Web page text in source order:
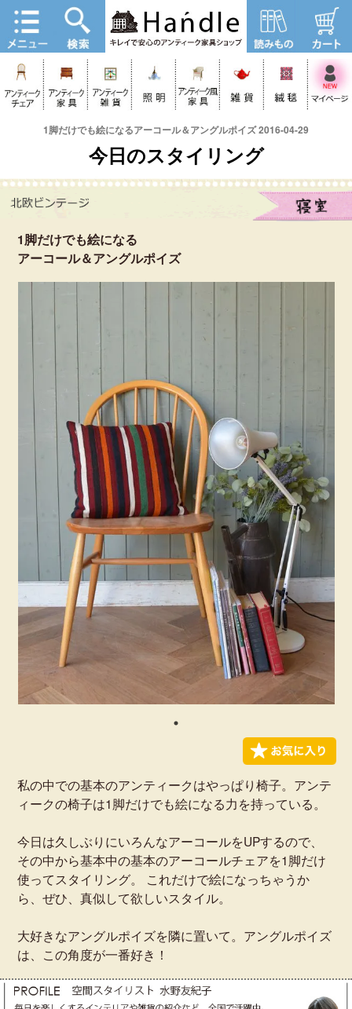
1脚だけでも絵になるアーコール＆アングルポイズ 2016-04-29
今日のスタイリング
1脚だけでも絵になる
アーコール＆アングルポイズ
私の中での基本のアンティークはやっぱり椅子。アンテ
ィークの椅子は1脚だけでも絵になる力を持っている。
今日は久しぶりにいろんなアーコールをUPするので、
その中から基本中の基本のアーコールチェアを1脚だけ
使ってスタイリング。 これだけで絵になっちゃうか
ら、ぜひ、真似して欲しいスタイル。
大好きなアングルポイズを隣に置いて。アングルポイズ
は、この角度が一番好き！